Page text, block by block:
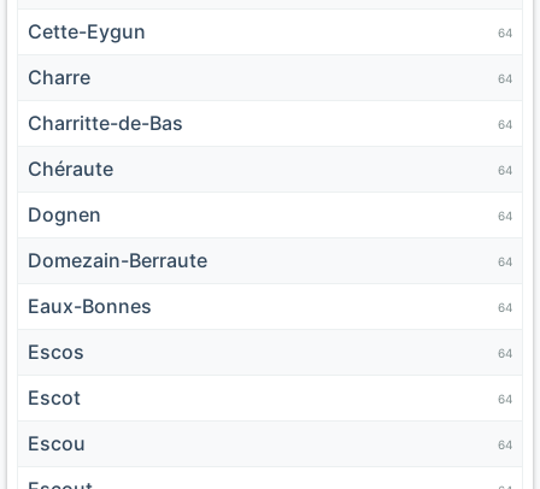
Cette-Eygun 64
Charre 64
Charritte-de-Bas 64
Chéraute 64
Dognen 64
Domezain-Berraute 64
Eaux-Bonnes 64
Escos 64
Escot 64
Escou 64